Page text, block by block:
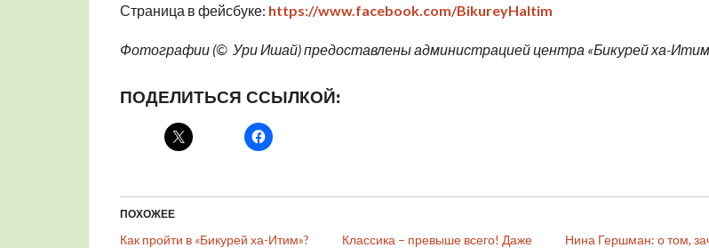
Страница в фейсбуке: https://www.facebook.com/BikureyHaItim
Фотографии (© Ури Ишай) предоставлены администрацией центра «Бикурей ха-
ПОДЕЛИТЬСЯ ССЫЛКОЙ:
ПОХОЖЕЕ
Как пройти в «Бикурей ха-Итим»?
Классика – превыше всего! Даже
Нина Гершман: о том,